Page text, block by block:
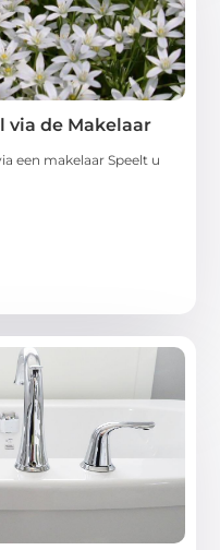
via de Makelaar
een makelaar Speelt u